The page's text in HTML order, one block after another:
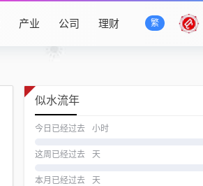
繁
产业 公司 理财
似水流年
今日已经过去 小时
这周已经过去 天
本月已经过去 天